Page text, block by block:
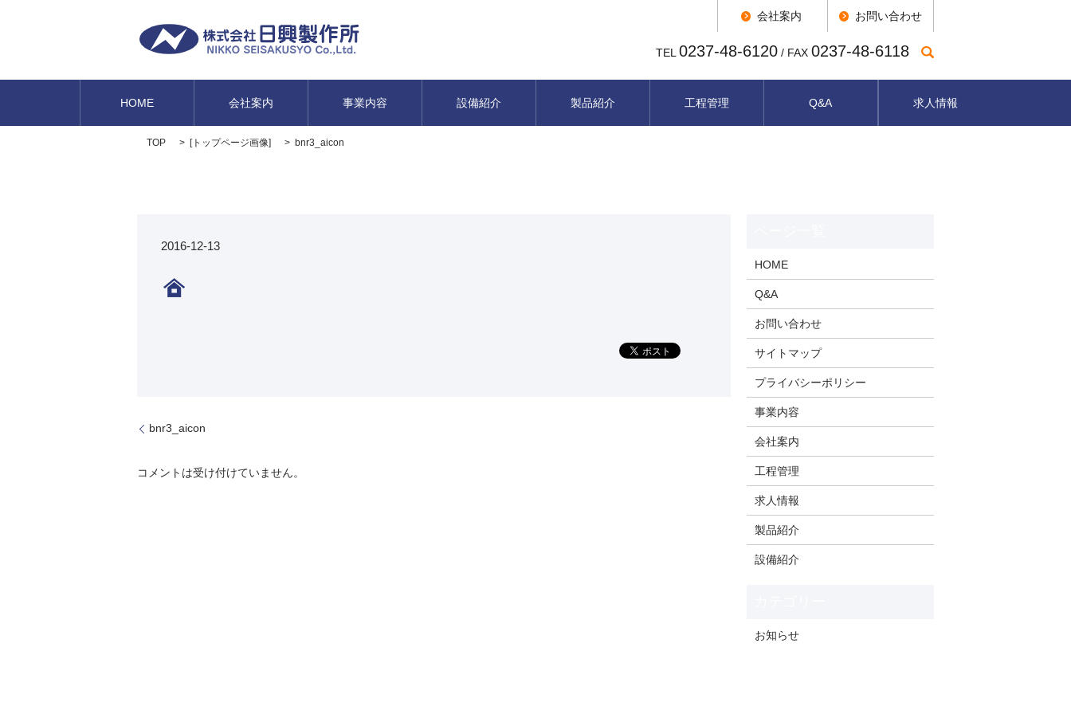
会社案内 お問い合わせ
TEL 0237-48-6120 / FAX 0237-48-6118
HOME 会社案内 事業内容 設備紹介 製品紹介 工程管理 Q&A 求人情報
TOP [トップページ画像] bnr3_aicon
2016-12-13
bnr3_aicon
コメントは受け付けていません。
HOME
Q&A
お問い合わせ
サイトマップ
プライバシーポリシー
事業内容
会社案内
工程管理
求人情報
製品紹介
設備紹介
お知らせ